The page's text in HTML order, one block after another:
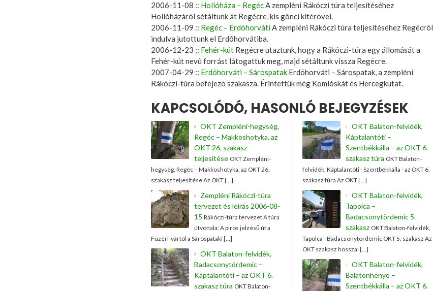
2006-11-08 :: Hollóháza – RegécA zempléni Rákóczi túra teljesítéséhez
Hollóházáról sétáltunk át Regécre, kis gönci kitérõvel.
2006-11-09 :: Regéc – ErdõhorvátiA zempléni Rákóczi túra teljesítéséhez Regécrõl
indulva jutottunk el Erdõhorvátiba.
2006-12-23 :: Fehér-kút Regécre utaztunk, hogy a Rákóczi-túra egy állomását a
Fehér-kút nevû forrást látogattuk meg, majd sétáltunk vissza Regécre.
2007-04-29 :: Erdõhorváti – Sárospatak Erdõhorváti – Sárospatak, a zempléni
Rákóczi-túra befejezõ szakasza. Érintettük még Komlóskát és Hercegkutat.
KAPCSOLÓDÓ, HASONLÓ BEJEGYZÉSEK
OKT Zempléni-hegység,
Regéc – Makkoshotyka, az
OKT 26. szakasz
teljesítése OKT Zempléni-
hegység, Regéc – Makkoshotyka, az OKT 26.
szakasz teljesítése Az OKT […]
Zempléni Rákóczi-túra
tervezet és leírás 2006-08-
15 Rákóczi-túra tervezet A túra
útvonala: A piros jelzésű út a
Füzéri-vártól a Sárospataki […]
OKT Balaton-felvidék,
Badacsonytördemic –
Káptalantóti – az OKT 6.
szakasz túra OKT Balaton-
OKT Balaton-felvidék,
Káptalantóti –
Szentbékkálla – az OKT 6.
szakasz túra OKT Balaton-
felvidék, Káptalantóti - Szentbékkálla - az OKT 6.
szakasz túra Az OKT […]
OKT Balaton-felvidék,
Tapolca –
Badacsonytördemic 5.
szakasz OKT Balaton-felvidék,
Tapolca - Badacsonytördemic OKT 5. szakasz Az
OKT szakasz hossza: […]
OKT Balaton-felvidék,
Balatonhenye –
Szentbékkálla – az OKT 6.